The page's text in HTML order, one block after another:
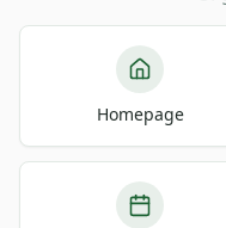
Homepage